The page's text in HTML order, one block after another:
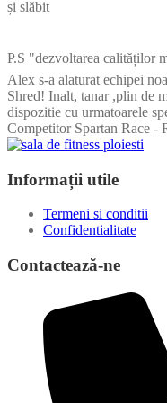
și slăbit
P.S "dezvoltarea calităților
Alex s-a alaturat echipei
Shred! Inalt, tanar ,plin de
dispozitie cu urmatoarele
Competitor Spartan Race -
Informații utile
Termeni si conditii
Confidentialitate
Contactează-ne